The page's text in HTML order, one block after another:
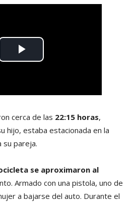
cerca de las 22:15 horas,
hijo, estaba estacionada en la
su pareja.
se aproximaron al
Armado con una pistola, uno de
a bajarse del auto. Durante el